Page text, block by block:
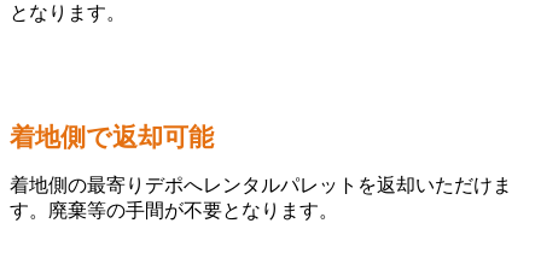
となります。
着地側で返却可能
着地側の最寄りデポへレンタルパレットを返却いただけま
す。廃棄等の手間が不要となります。